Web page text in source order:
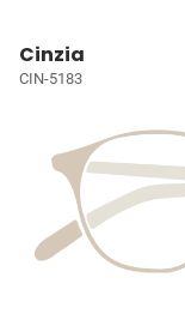
Cinzia
CIN-5183